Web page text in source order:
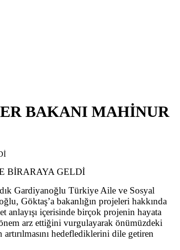
BAKANI MAHİNUR
BİRARAYA GELDİ
Gardiyanoğlu Türkiye Aile ve Sosyal
Göktaş’a bakanlığın projeleri hakkında
anlayışı içerisinde birçok projenin hayata
arz ettiğini vurgulayarak önümüzdeki
hedeflediklerini dile getiren